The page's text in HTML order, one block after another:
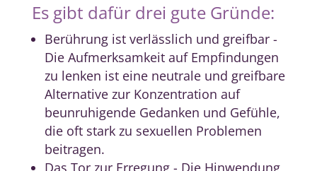
Es gibt dafür drei gute Gründe:
Berührung ist verlässlich und greifbar -
Die Aufmerksamkeit auf Empfindungen
zu lenken ist eine neutrale und greifbare
Alternative zur Konzentration auf
beunruhigende Gedanken und Gefühle,
die oft stark zu sexuellen Problemen
beitragen.